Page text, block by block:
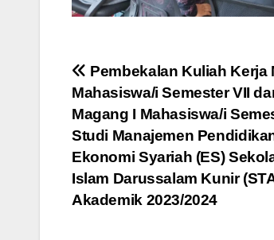
Post
navigation
Pembekalan Kuliah Kerja
Mahasiswa/i Semester VII
Magang I Mahasiswa/i
Studi Manajemen
Ekonomi Syariah (ES)
Islam Darussalam Kunir
Akademik 2023/2024